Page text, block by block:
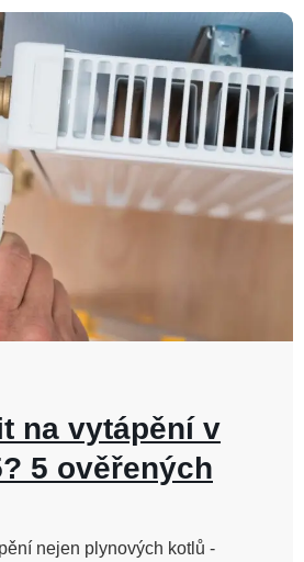
na vytápění v
5 ověřených
nejen plynových kotlů -